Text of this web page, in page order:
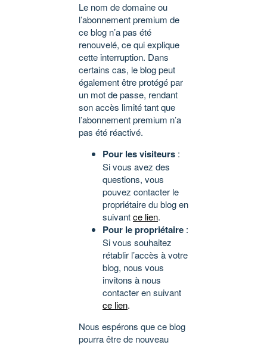
Le nom de domaine ou
l’abonnement premium de
ce blog n’a pas été
renouvelé, ce qui explique
cette interruption. Dans
certains cas, le blog peut
également être protégé par
un mot de passe, rendant
son accès limité tant que
l’abonnement premium n’a
pas été réactivé.
Pour les visiteurs :
Si vous avez des
questions, vous
pouvez contacter le
propriétaire du blog en
suivantce lien.
Pour le propriétaire :
Si vous souhaitez
rétablir l’accès à votre
blog, nous vous
invitons à nous
contacter en suivant
ce lien.
Nous espérons que ce blog
pourra être de nouveau